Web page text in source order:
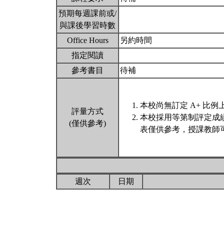
預期每週課前或/
與課後學習時數
Office Hours
另約時間
指定閱讀
參考書目
待補
評量方式
(僅供參考)
本校尚無訂定 A+ 比例
本校採用等第制評定成
表僅供參考，授課教師
週次 日期